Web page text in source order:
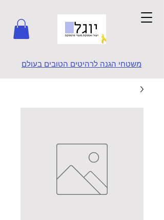
משטחי הגנה לרהיטים הטובים בעולם